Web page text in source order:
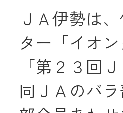
食
JAバンク
JA共済
ＪＡ伊勢は
ター「イオ
「第２３回
同ＪＡのバ